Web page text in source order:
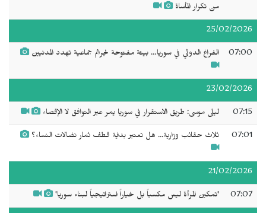
من تكرار المأساة
25/02/2026
07:00 الفراغ الدولي في سوريا… بيئة مفتوحة لجرائم جماعية تهدد المدنيين
23/02/2026
07:15 ليلى موسى: طريق الاستقرار في سوريا يمر عبر التوافق لا الإقصاء
07:01 ثلاث حقائب وزارية... هل تعتبر بداية قطف ثمار نضالات النساء؟
21/02/2026
07:07 'تمكين المرأة ليس مكسباً بل خياراً استراتيجياً لبناء سوريا'